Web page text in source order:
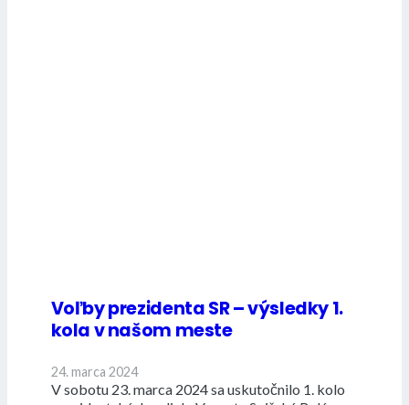
Voľby prezidenta SR – výsledky 1.
kola v našom meste
24. marca 2024
V sobotu 23. marca 2024 sa uskutočnilo 1. kolo